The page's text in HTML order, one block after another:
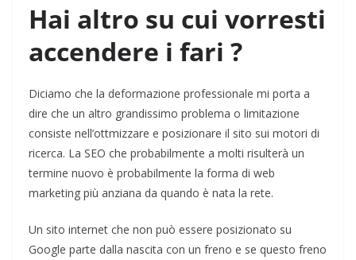
Hai altro su cui vorresti
accendere i fari ?
Diciamo che la deformazione professionale mi porta a
dire che un altro grandissimo problema o limitazione
consiste nell’ottmizzare e posizionare il sito sui motori di
ricerca. La SEO che probabilmente a molti risulterà un
termine nuovo è probabilmente la forma di web
marketing più anziana da quando è nata la rete.
Un sito internet che non può essere posizionato su
Google parte dalla nascita con un freno e se questo freno